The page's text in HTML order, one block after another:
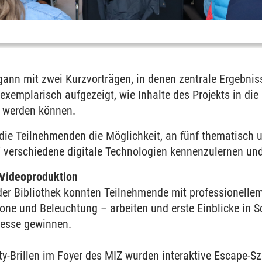
mit zwei Kurzvorträgen, in denen zentrale
aufgezeigt, wie Inhalte des Projekts in
können.
Teilnehmenden die Möglichkeit, an fünf thematisch
verschiedene digitale Technologien kennenzulernen
Bibliothek konnten Teilnehmende mit
und Beleuchtung – arbeiten und erste Einblicke in
gewinnen.
Brillen im Foyer des MIZ wurden interaktive Escape-